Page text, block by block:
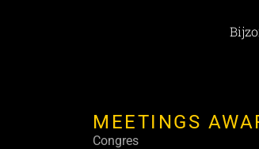
MEETINGS
Congres